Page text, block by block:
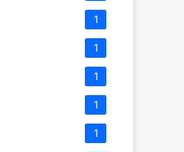
1
1
1
1
1